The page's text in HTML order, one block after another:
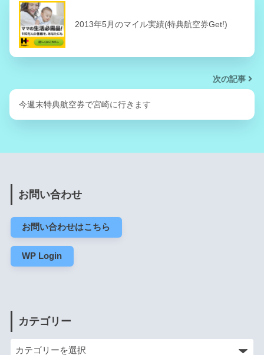
2013年5月のマイル実績(特典航空券Get!)
次の記事
今週末特典航空券で宮崎に行きます
お問い合わせ
お問い合わせはこちら
WP Login
カテゴリー